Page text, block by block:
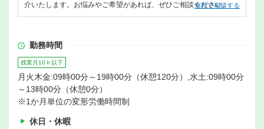
介いたします。お悩みやご希望があれば、ぜひご相談ください。
無料で相談する
勤務時間
残業月10ｈ以下
月火木金:09時00分～19時00分（休憩120分）,水土:09時00分
～13時00分（休憩0分）
※1か月単位の変形労働時間制
休日・休暇